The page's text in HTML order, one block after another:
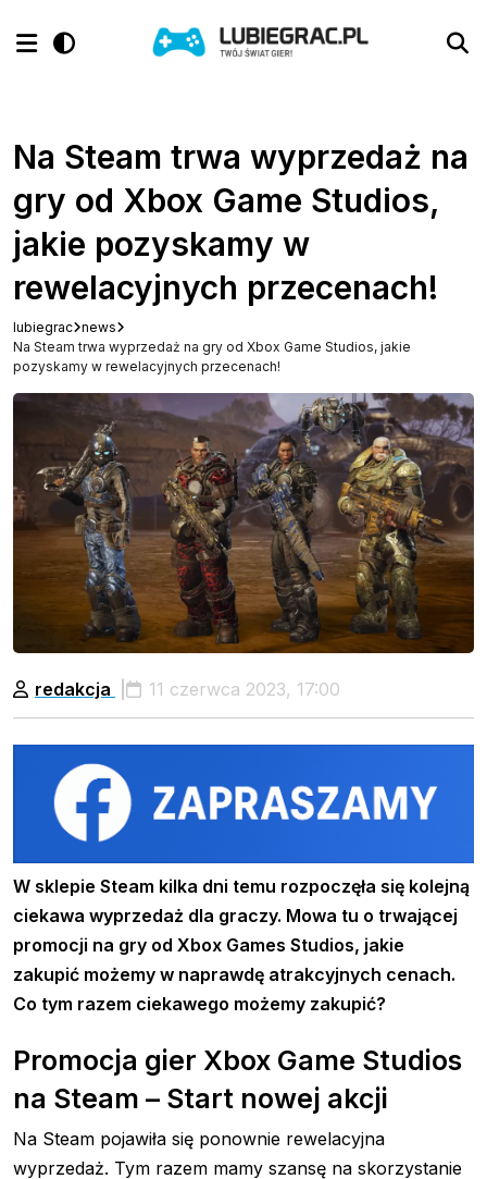
Na Steam trwa wyprzedaż na
gry od Xbox Game Studios,
jakie pozyskamy w
rewelacyjnych przecenach!
lubiegrac news
Na Steam trwa wyprzedaż na gry od Xbox Game Studios, jakie
pozyskamy w rewelacyjnych przecenach!
redakcja 11 czerwca 2023, 17:00
W sklepie Steam kilka dni temu rozpoczęła się kolejną
ciekawa wyprzedaż dla graczy. Mowa tu o trwającej
promocji na gry od Xbox Games Studios, jakie
zakupić możemy w naprawdę atrakcyjnych cenach.
Co tym razem ciekawego możemy zakupić?
Promocja gier Xbox Game Studios
na Steam – Start nowej akcji
Na Steam pojawiła się ponownie rewelacyjna
wyprzedaż. Tym razem mamy szansę na skorzystanie